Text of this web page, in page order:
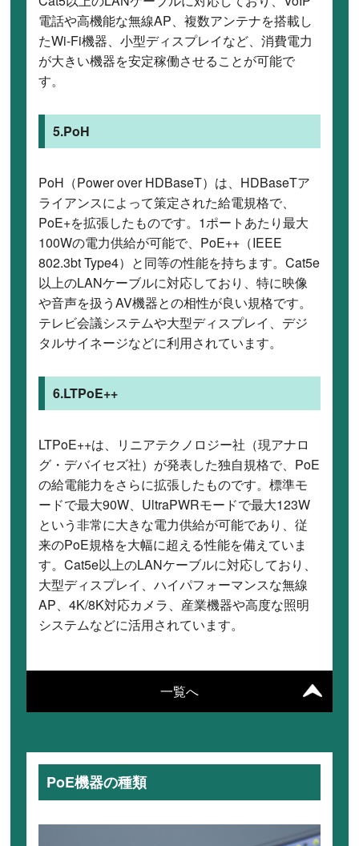
一覧へ
電話や高機能な無線AP、複数アンテナを搭載し
たWi-Fi機器、小型ディスプレイなど、消費電力
が大きい機器を安定稼働させることが可能で
す。
5.PoH
PoH（Power over HDBaseT）は、HDBaseTア
ライアンスによって策定された給電規格で、
PoE+を拡張したものです。1ポートあたり最大
100Wの電力供給が可能で、PoE++（IEEE
802.3bt Type4）と同等の性能を持ちます。Cat5e
以上のLANケーブルに対応しており、特に映像
や音声を扱うAV機器との相性が良い規格です。
テレビ会議システムや大型ディスプレイ、デジ
タルサイネージなどに利用されています。
6.LTPoE++
LTPoE++は、リニアテクノロジー社（現アナロ
グ・デバイセズ社）が発表した独自規格で、PoE
の給電能力をさらに拡張したものです。標準モ
ードで最大90W、UltraPWRモードで最大123W
という非常に大きな電力供給が可能であり、従
来のPoE規格を大幅に超える性能を備えていま
す。Cat5e以上のLANケーブルに対応しており、
大型ディスプレイ、ハイパフォーマンスな無線
AP、4K/8K対応カメラ、産業機器や高度な照明
システムなどに活用されています。
PoE機器の種類